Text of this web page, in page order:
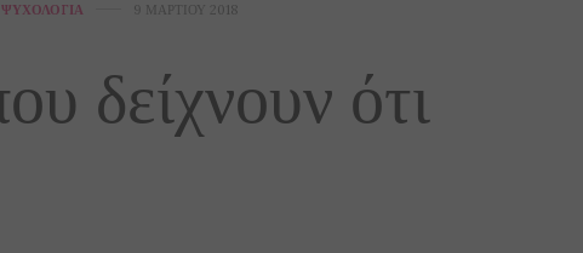
ΨΥΧΟΛΟΓΊΑ 9 ΜΑΡΤΊΟΥ 2018
δείχνουν ότι